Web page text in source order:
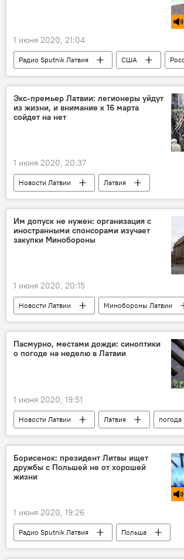
1 июня 2020, 21:04
Радио Sputnik Латвия США
Дональд Трамп
Игорь Шатров
Экс-премьер Латвии: легионеры уйдут
из жизни, и внимание к 16 марта
сойдет на нет
1 июня 2020, 20:37
Новости Латвии
Латвия
День памяти латышских легионеров
Вилис Криштопанс
Им допуск не нужен: организация с
иностранными спонсорами изучает
закупки Минобороны
1 июня 2020, 20:15
Новости Латвии
Минобороны Латвии
закупка
Delna
Пасмурно, местами дожди: синоптики
о погоде на неделю в Латвии
1 июня 2020, 19:51
Новости Латвии Латвия
погода
Погода в Латвии
Борисенок: президент Литвы ищет
дружбы с Польшей не от хорошей
жизни
1 июня 2020, 19:26
Радио Sputnik Латвия
Польша
Литва
Юрий Борисенок